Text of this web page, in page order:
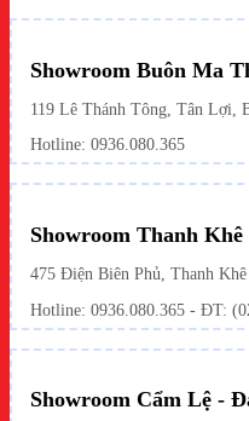
Showroom Buôn Ma
119 Lê Thánh Tông, Tân Lợi,
Hotline: 0936.080.365
Showroom Thanh
475 Điện Biên Phủ, Thanh
Hotline: 0936.080.365 - ĐT:
Showroom Cẩm Lệ -